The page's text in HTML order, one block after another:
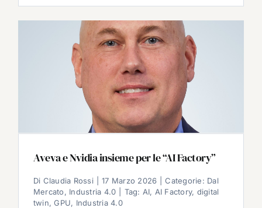
Aveva e Nvidia insieme per le “AI Factory”
Di Claudia Rossi 17 Marzo 2026 Categorie: Dal
Mercato, Industria 4.0 Tag: AI, AI Factory, digital
twin,GPU, Industria 4.0